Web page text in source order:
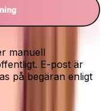
manuell
E-post är
på begäran enligt